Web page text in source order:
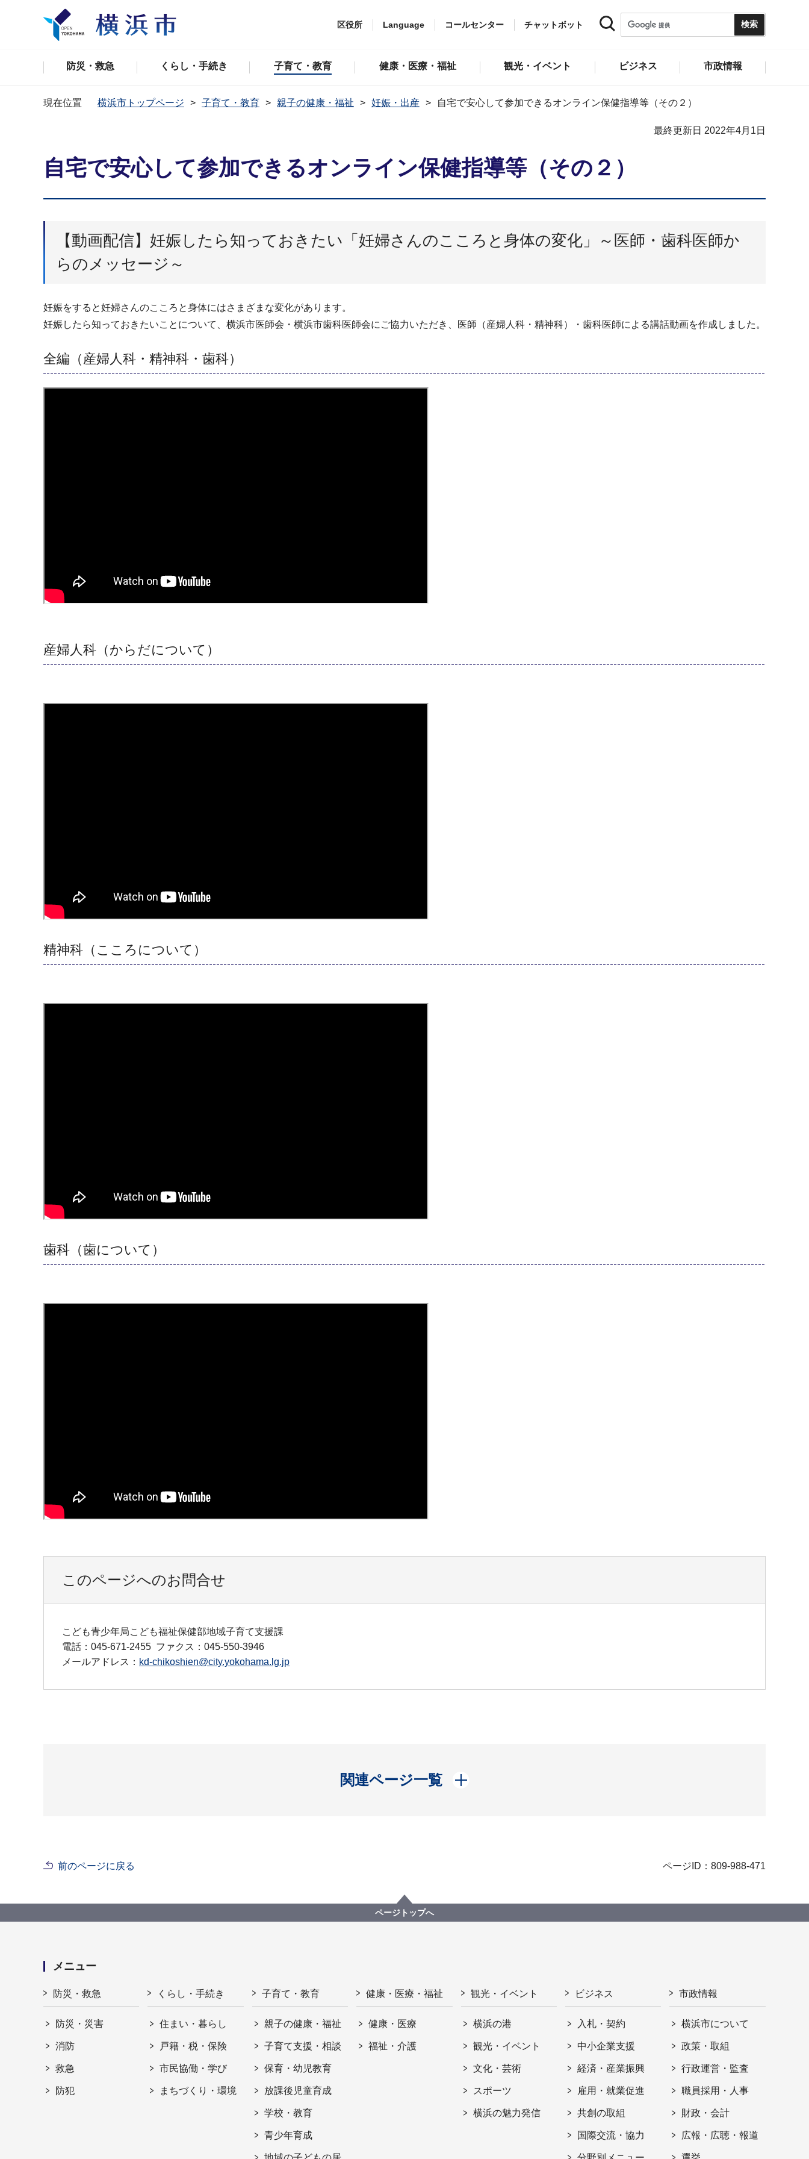
区役所 Language コールセンター チャットボット
防災・救急 くらし・手続き 子育て・教育 健康・医療・福祉 観光・イベント ビジネス 市政情報
現在位置 横浜市トップページ 子育て・教育 親子の健康・福祉 妊娠・出産 自宅で安心して参加できるオンライン保健指導等（その２）
最終更新日 2022年4月1日
自宅で安心して参加できるオンライン保健指導等（その２）
【動画配信】妊娠したら知っておきたい「妊婦さんのこころと身体の変化」～医師・歯科医師か
らのメッセージ～
妊娠をすると妊婦さんのこころと身体にはさまざまな変化があります。
妊娠したら知っておきたいことについて、横浜市医師会・横浜市歯科医師会にご協力いただき、医師（産婦人科・精神科）・歯科医師による講話動画を作成しました。
全編（産婦人科・精神科・歯科）
産婦人科（からだについて）
精神科（こころについて）
歯科（歯について）
このページへのお問合せ
こども青少年局こども福祉保健部地域子育て支援課
電話：045-671-2455 ファクス：045-550-3946
メールアドレス： kd-chikoshien@city.yokohama.lg.jp
関連ページ一覧
開く
前のページに戻る ページID：809-988-471
ページトップへ
メニュー
防災・救急
防災・災害
消防
救急
防犯
くらし・手続き
住まい・暮らし
戸籍・税・保険
市民協働・学び
まちづくり・環境
子育て・教育
親子の健康・福祉
子育て支援・相談
保育・幼児教育
放課後児童育成
学校・教育
青少年育成
健康・医療・福祉
健康・医療
福祉・介護
観光・イベント
横浜の港
観光・イベント
文化・芸術
スポーツ
横浜の魅力発信
ビジネス
入札・契約
中小企業支援
経済・産業振興
雇用・就業促進
共創の取組
国際交流・協力
市政情報
横浜市について
政策・取組
行政運営・監査
職員採用・人事
財政・会計
広報・広聴・報道